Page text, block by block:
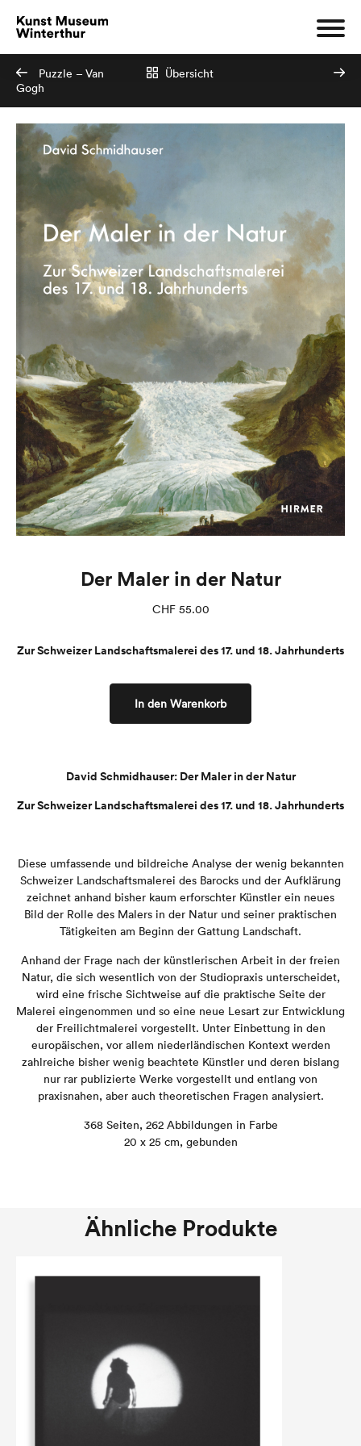
Puzzle – Van
Gogh
Übersicht
Der Maler in der Natur
CHF55.00
Zur Schweizer Landschaftsmalerei des 17. und 18. Jahrhunderts
In den Warenkorb
David Schmidhauser: Der Maler in der Natur
Zur Schweizer Landschaftsmalerei des 17. und 18. Jahrhunderts
Diese umfassende und bildreiche Analyse der wenig bekannten
Schweizer Landschaftsmalerei des Barocks und der Aufklärung
zeichnet anhand bisher kaum erforschter Künstler ein neues
Bild der Rolle des Malers in der Natur und seiner praktischen
Tätigkeiten am Beginn der Gattung Landschaft.
Anhand der Frage nach der künstlerischen Arbeit in der freien
Natur, die sich wesentlich von der Studiopraxis unterscheidet,
wird eine frische Sichtweise auf die praktische Seite der
Malerei eingenommen und so eine neue Lesart zur Entwicklung
der Freilichtmalerei vorgestellt. Unter Einbettung in den
europäischen, vor allem niederländischen Kontext werden
zahlreiche bisher wenig beachtete Künstler und deren bislang
nur rar publizierte Werke vorgestellt und entlang von
praxisnahen, aber auch theoretischen Fragen analysiert.
368 Seiten, 262 Abbildungen in Farbe
20 x 25 cm, gebunden
Ähnliche Produkte